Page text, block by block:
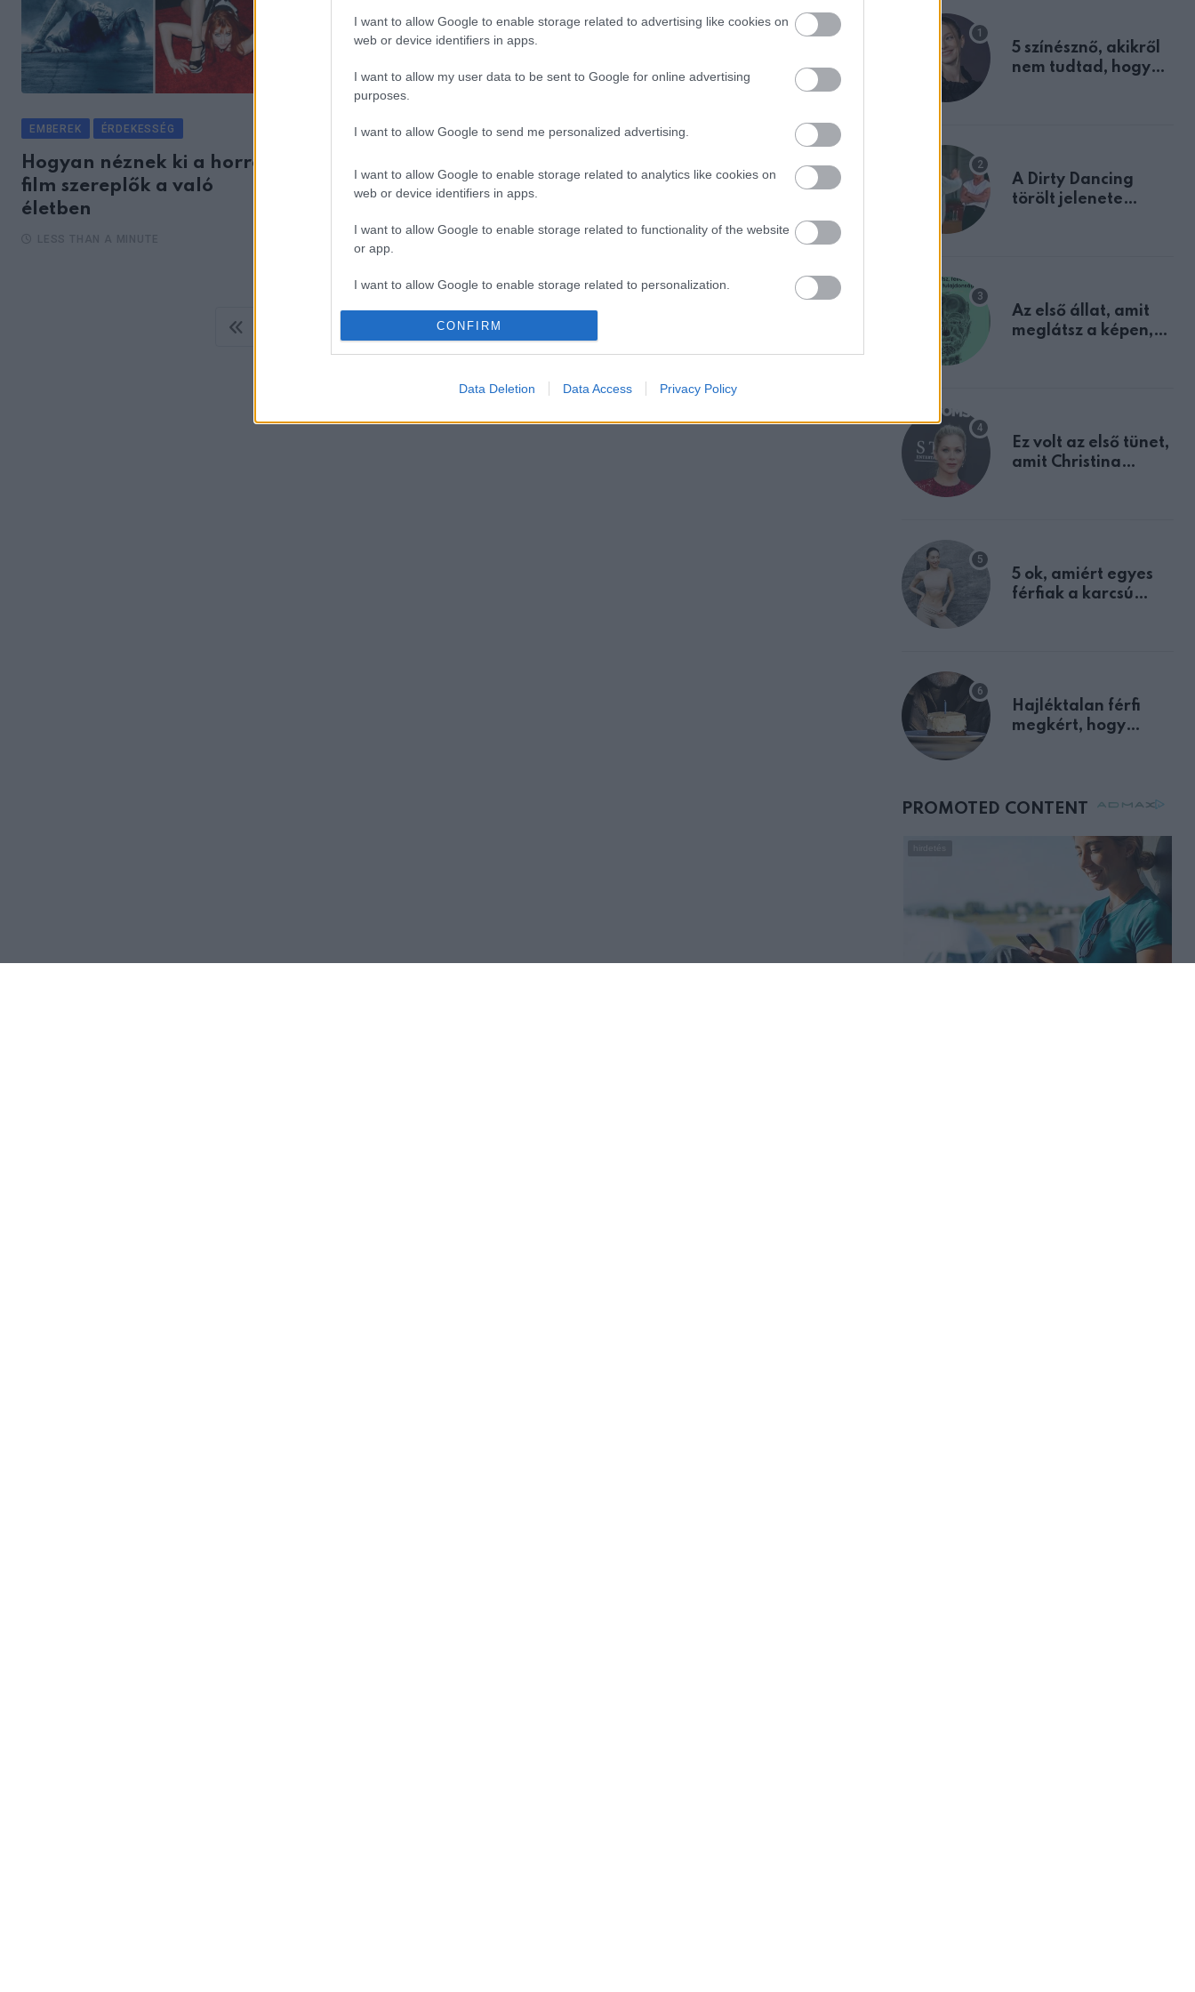
I want to allow Google to enable storage related to advertising like cookies on
web or device identifiers in apps.
I want to allow my user data to be sent to Google for online advertising
purposes.
I want to allow Google to send me personalized advertising.
I want to allow Google to enable storage related to analytics like cookies on
web or device identifiers in apps.
I want to allow Google to enable storage related to functionality of the website
or app.
I want to allow Google to enable storage related to personalization.
I want to allow Google to enable storage related to security, including
authentication functionality and fraud prevention, and other user protection.
CONFIRM
Data Deletion Data Access Privacy Policy
EMBEREK ÉRDEKESSÉG
Hogyan néznek ki a horror
film szereplők a való
életben
277 278
5 színésznő, akikről
nem tudtad, hogy
A Dirty Dancing
törölt jelenete
Az első állat, amit
meglátsz a képen,
Ez volt az első tünet,
amit Christina
5 ok, amiért egyes
férfiak a karcsú
Hajléktalan férfi
megkért, hogy
mellettem ült az első